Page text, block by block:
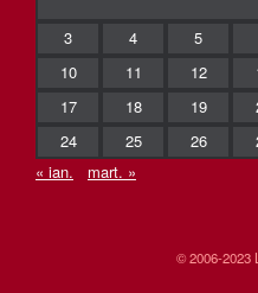
3
4 5
10
11 12
17
18 19
24
25 26
« ian.
mart. »
© 2006-2023